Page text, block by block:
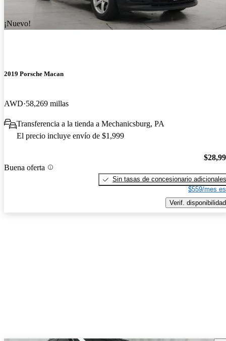
¡Nuevo!
2019 Porsche Macan
AWD 58,269 millas
Transferencia a la tienda a Mechanicsburg, PA
El precio incluye envío de $1,999
Buena oferta
Sin tasas de concesionario adicionales
$559/mes
Verif. disponibilidad